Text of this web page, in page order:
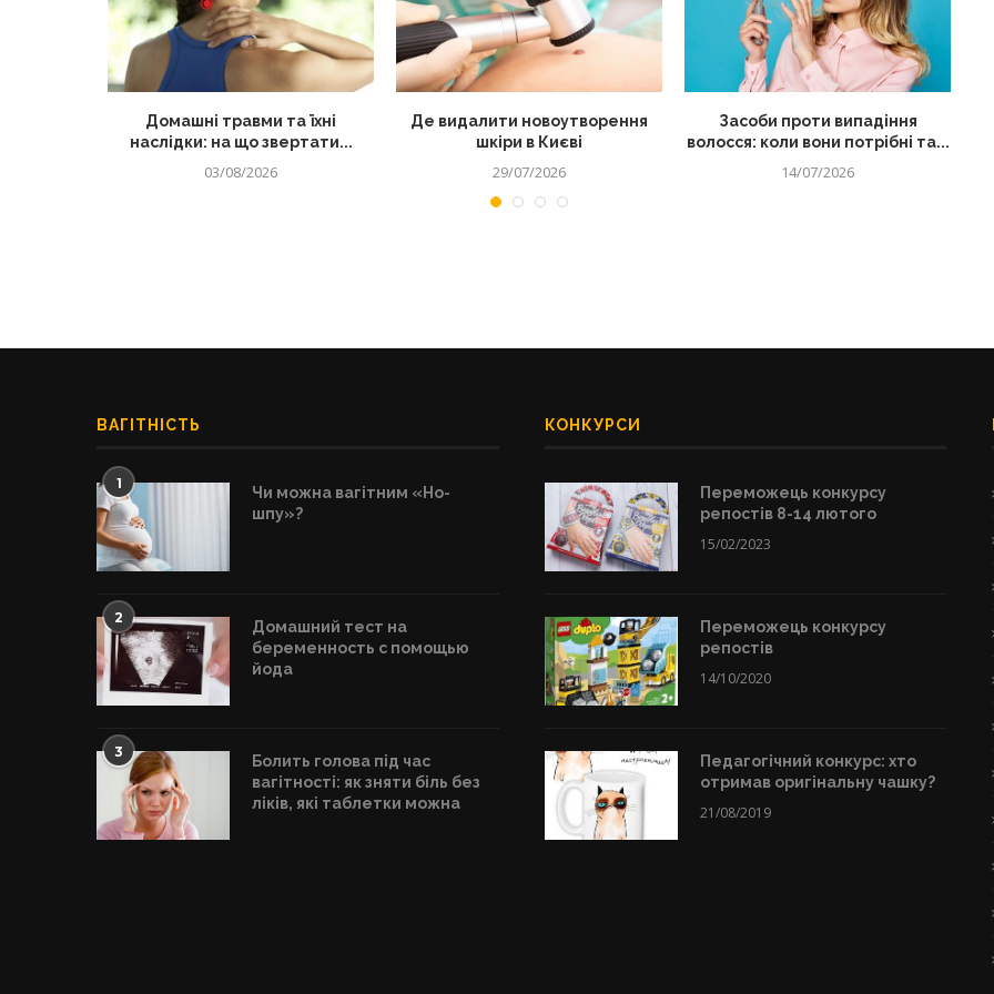
Домашні травми та їхні
наслідки: на що звертати...
03/08/2026
Де видалити новоутворення
шкіри в Києві
29/07/2026
Засоби проти випадіння
волосся: коли вони потрібні та...
14/07/2026
ВАГІТНІСТЬ
1
Чи можна вагітним «Но-
шпу»?
2
Домашний тест на
беременность с помощью
йода
3
Болить голова під час
вагітності: як зняти біль без
ліків, які таблетки можна
КОНКУРСИ
Переможець конкурсу
репостів 8-14 лютого
15/02/2023
Переможець конкурсу
репостів
14/10/2020
Педагогічний конкурс: хто
отримав оригінальну чашку?
21/08/2019